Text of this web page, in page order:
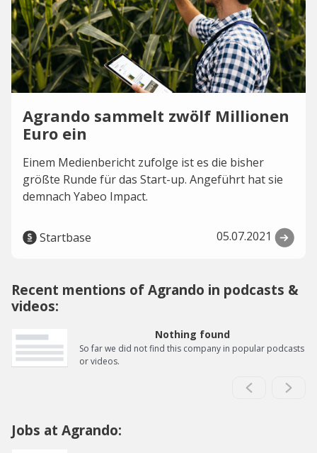
Agrando sammelt zwölf Millionen
Euro ein
Einem Medienbericht zufolge ist es die bisher
größte Runde für das Start-up. Angeführt hat sie
demnach Yabeo Impact.
Startbase 05.07.2021
Recent mentions of Agrando in podcasts &
videos:
Nothing found
So far we did not find this company in popular podcasts
or videos.
Jobs at Agrando: